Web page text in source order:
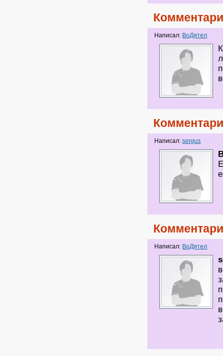
Написал: ВоДятел
Написал:sergus
Написал: ВоДятел